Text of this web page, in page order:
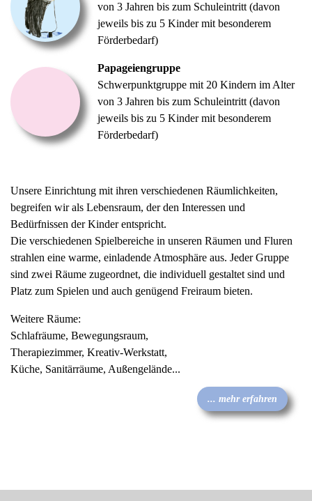
von 3 Jahren bis zum Schuleintritt (davon
jeweils bis zu 5 Kinder mit besonderem
Förderbedarf)
Papageiengruppe
Schwerpunktgruppe mit 20 Kindern im Alter
von 3 Jahren bis zum Schuleintritt (davon
jeweils bis zu 5 Kinder mit besonderem
Förderbedarf)
Unsere Einrichtung mit ihren verschiedenen Räumlichkeiten,
begreifen wir als Lebensraum, der den Interessen und
Bedürfnissen der Kinder entspricht.
Die verschiedenen Spielbereiche in unseren Räumen und Fluren
strahlen eine warme, einladende Atmosphäre aus. Jeder Gruppe
sind zwei Räume zugeordnet, die individuell gestaltet sind und
Platz zum Spielen und auch genügend Freiraum bieten.
Weitere Räume:
Schlafräume, Bewegungsraum,
Therapiezimmer, Kreativ-Werkstatt,
Küche, Sanitärräume, Außengelände...
... mehr erfahren